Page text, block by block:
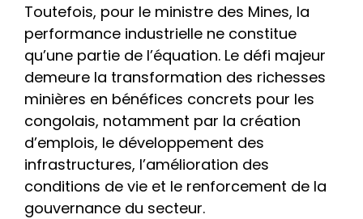
Toutefois, pour le ministre des Mines, la
performance industrielle ne constitue
qu’une partie de l’équation. Le défi majeur
demeure la transformation des richesses
minières en bénéfices concrets pour les
congolais, notamment par la création
d’emplois, le développement des
infrastructures, l’amélioration des
conditions de vie et le renforcement de la
gouvernance du secteur.